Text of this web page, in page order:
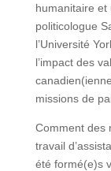
humanitaire
politicologue
l’Université
l’impact des
missions de
Comment des
travail
été formé(e)s